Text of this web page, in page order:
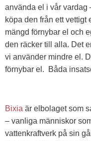
använda el i vår vardag
köpa den från ett
mängd förnybar el och
den räcker till alla. Det
vi använder mindre el.
förnybar el. Båda
Bixia är elbolaget som
– vanliga människor
vattenkraftverk på sin